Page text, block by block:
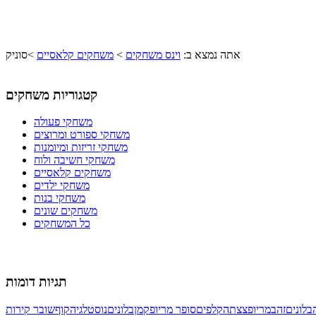
אתה נמצא ב: וינס משחקים > משחקים קלאסיים >סוניק
קטגוריות משחקים
משחקי פעולה
משחקי ספורט ומרוצים
משחקי זריזות ומיומנות
משחקי חשיבה ולוח
משחקים קלאסיים
משחקי ילדים
משחקי בנות
משחקים שונים
כל המשחקים
תגיות דומות
זהבמריופצצתהקלפיםסופר מריופקמןבלוניםנוסטלגיהקוףשובר קירות